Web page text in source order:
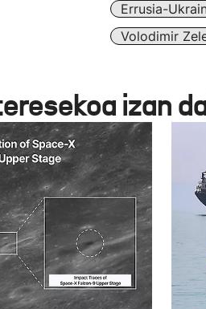
Errusia-
Volodimir
izan